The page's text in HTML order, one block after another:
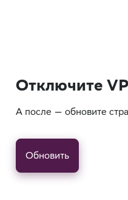
Отключите
А после — обновите
Обновить